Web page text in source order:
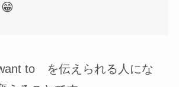
to を伝えられる人にな